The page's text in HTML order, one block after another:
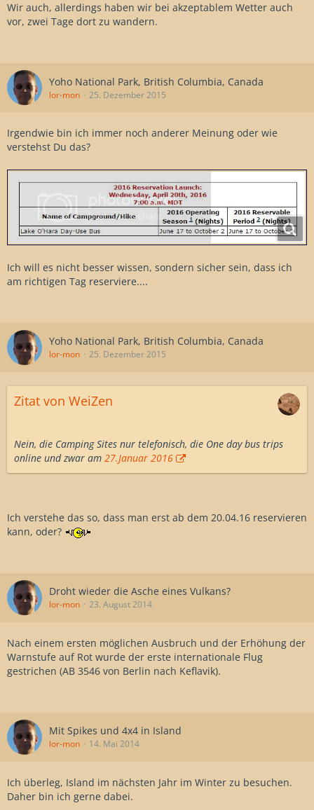
Wir auch, allerdings haben wir bei akzeptablem Wetter auch
vor, zwei Tage dort zu wandern.
Yoho National Park, British Columbia, Canada
lor-mon 25. Dezember 2015
Irgendwie bin ich immer noch anderer Meinung oder wie
verstehst Du das?
Ich will es nicht besser wissen, sondern sicher sein, dass ich
am richtigen Tag reserviere....
Yoho National Park, British Columbia, Canada
lor-mon 25. Dezember 2015
Zitat von WeiZen
Nein, die Camping Sites nur telefonisch, die One day bus trips
online und zwar am 27.Januar 2016
Ich verstehe das so, dass man erst ab dem 20.04.16 reservieren
kann, oder?
Droht wieder die Asche eines Vulkans?
lor-mon 23. August 2014
Nach einem ersten möglichen Ausbruch und der Erhöhung der
Warnstufe auf Rot wurde der erste internationale Flug
gestrichen (AB 3546 von Berlin nach Keflavik).
Mit Spikes und 4x4 in Island
lor-mon 14. Mai 2014
Ich überleg, Island im nächsten Jahr im Winter zu besuchen.
Daher bin ich gerne dabei.